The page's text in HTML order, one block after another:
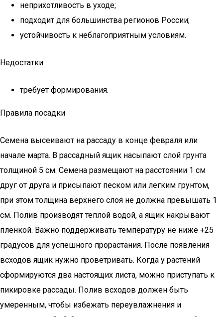
неприхотливость в уходе;
подходит для большинства регионов России;
устойчивость к неблагоприятным условиям.
Недостатки:
требует формирования.
Правила посадки
Семена высеивают на рассаду в конце февраля или
начале марта. В рассадный ящик насыпают слой грунта
толщиной 5 см. Семена размещают на расстоянии 1 см
друг от друга и присыпают песком или легким грунтом,
при этом толщина верхнего слоя не должна превышать 1
см. Полив производят теплой водой, а ящик накрывают
пленкой. Важно поддерживать температуру не ниже +25
градусов для успешного прорастания. После появления
всходов ящик нужно проветривать. Когда у растений
сформируются два настоящих листа, можно приступать к
пикировке рассады. Полив всходов должен быть
умеренным, чтобы избежать переувлажнения и